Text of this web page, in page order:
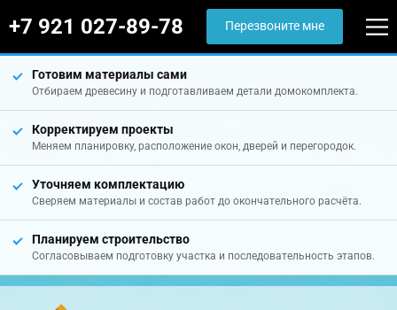
+7 921 027-89-78 Перезвоните мне
Готовим материалы сами
Отбираем древесину и подготавливаем детали домокомплекта.
Корректируем проекты
Меняем планировку, расположение окон, дверей и перегородок.
Уточняем комплектацию
Сверяем материалы и состав работ до окончательного расчёта.
Планируем строительство
Согласовываем подготовку участка и последовательность этапов.